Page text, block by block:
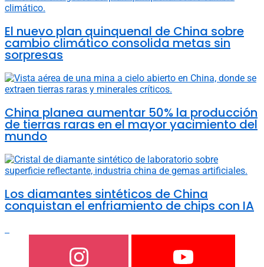
El nuevo plan quinquenal de China sobre
cambio climático consolida metas sin
sorpresas
China planea aumentar 50% la producción
de tierras raras en el mayor yacimiento del
mundo
Los diamantes sintéticos de China
conquistan el enfriamiento de chips con IA